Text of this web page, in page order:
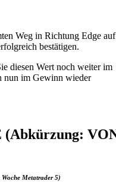
Weg in Richtung Edge auf
bestätigen.
diesen Wert noch weiter im
nun im Gewinn wieder
(Abkürzung:
Metatrader 5)